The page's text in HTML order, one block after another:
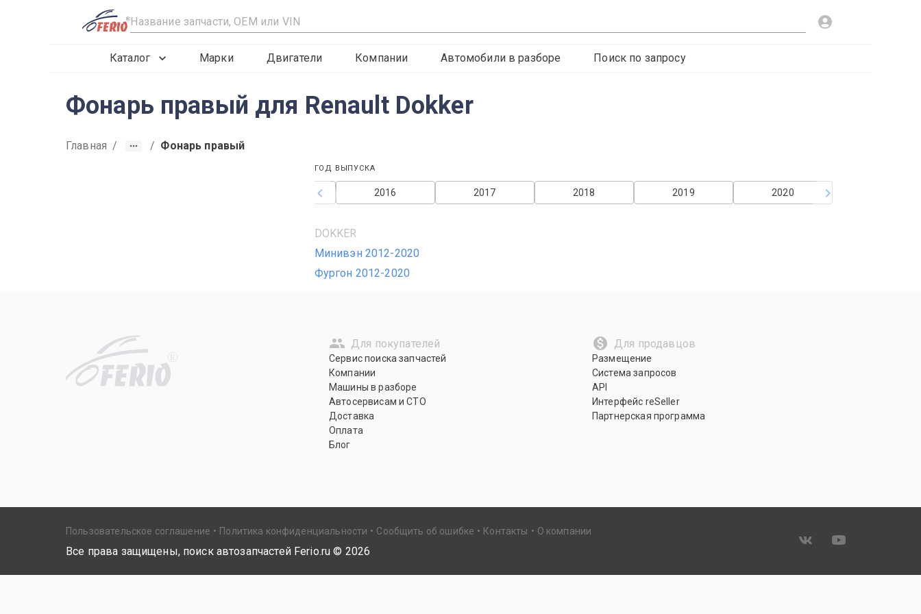
R
Каталог Марки Двигатели Компании Автомобили в разборе Поиск по запросу
Фонарь правый для Renault Dokker
Главная / / Фонарь правый
ГОД ВЫПУСКА
2020
2019
2018
2017
2016
DOKKER
Минивэн 2012-2020
Фургон 2012-2020
R
Для покупателей
Сервис поиска запчастей
Компании
Машины в разборе
Автосервисам и СТО
Доставка
Оплата
Блог
Для продавцов
Размещение
Система запросов
API
Интерфейс reSeller
Партнерская программа
Пользовательское соглашение Политика конфиденциальности Сообщить об ошибке Контакты О компании
Все права защищены, поиск автозапчастей Ferio.ru © 2026